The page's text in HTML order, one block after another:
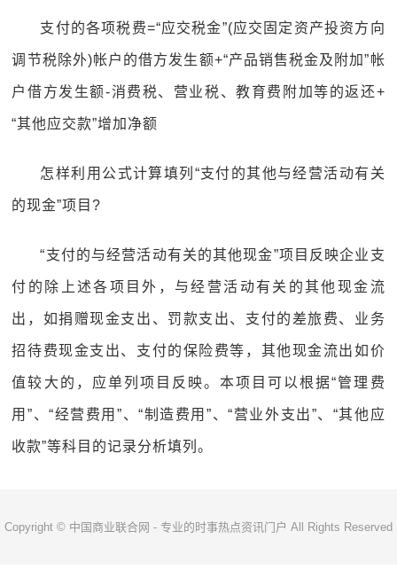
支付的各项税费=“应交税金”(应交固定资产投资方向
调节税除外)帐户的借方发生额+“产品销售税金及附加”帐
户借方发生额-消费税、营业税、教育费附加等的返还+
“其他应交款”增加净额
怎样利用公式计算填列“支付的其他与经营活动有关
的现金”项目?
“支付的与经营活动有关的其他现金”项目反映企业支
付的除上述各项目外，与经营活动有关的其他现金流
出，如捐赠现金支出、罚款支出、支付的差旅费、业务
招待费现金支出、支付的保险费等，其他现金流出如价
值较大的，应单列项目反映。本项目可以根据“管理费
用”、“经营费用”、“制造费用”、“营业外支出”、“其他应
收款”等科目的记录分析填列。
Copyright © 中国商业联合网 - 专业的时事热点资讯门户 All Rights Reserved